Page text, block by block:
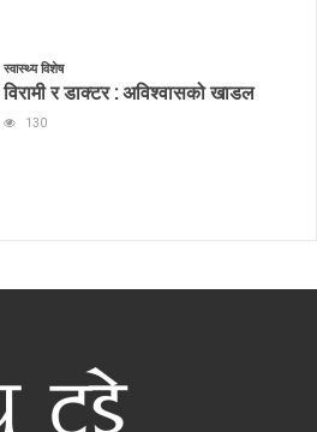
स्वास्थ्य विशेष
विरामी र डाक्टर : अविश्वासको खाडल
130